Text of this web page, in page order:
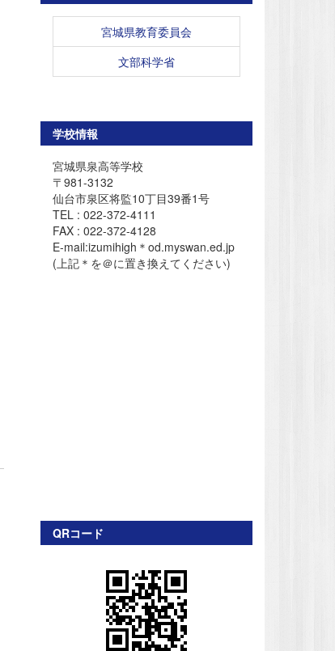
宮城県教育委員会
文部科学省
学校情報
宮城県泉高等学校
〒981-3132
仙台市泉区将監10丁目39番1号
TEL : 022-372-4111
FAX : 022-372-4128
E-mail:izumihigh＊od.myswan.ed.jp
(上記＊を＠に置き換えてください)
QRコード